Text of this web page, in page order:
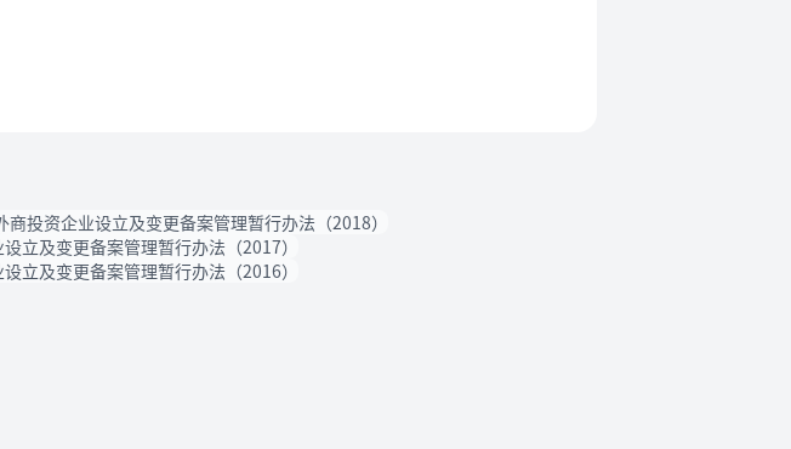
商投资企业设立及变更备案管理暂行办法（2018）
立及变更备案管理暂行办法（2017）
立及变更备案管理暂行办法（2016）